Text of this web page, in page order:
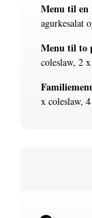
Menu til en
agurkesalat
Menu til to
coleslaw, 2
x coleslaw,